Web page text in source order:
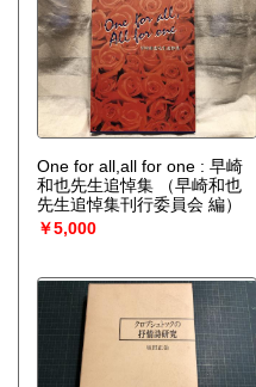
One for all,all for one : 早崎
和也先生追悼集
（早崎和也
先生追悼集刊行委員会 編）
￥5,000